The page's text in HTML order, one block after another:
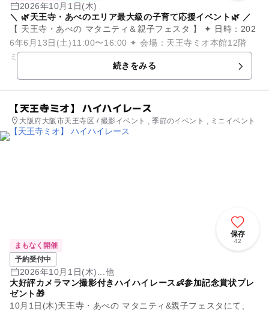
2026年10月1日(木)
＼ 🌿天王寺・あべのエリア最大級の子育て応援イベント🌿 ／
【 天王寺・あべの マタニティ＆親子フェスタ 】 ✦ 日時：202
6年6月13日(土)11:00〜16:00 ✦ 会場：天王寺ミオ本館12階
続きをみる
【天王寺ミオ】 ハイハイレース
大阪府大阪市天王寺区 / 撮影イベント , 季節のイベント , ミニイベント
保存
42
まもなく開催
予約受付中
2026年10月1日(木)...他
大好評カメラマン撮影付きハイハイレース👶参加記念賞状プレ
ゼント🎁
10月1日(木)天王寺・あべの マタニティ&親子フェスタにて、